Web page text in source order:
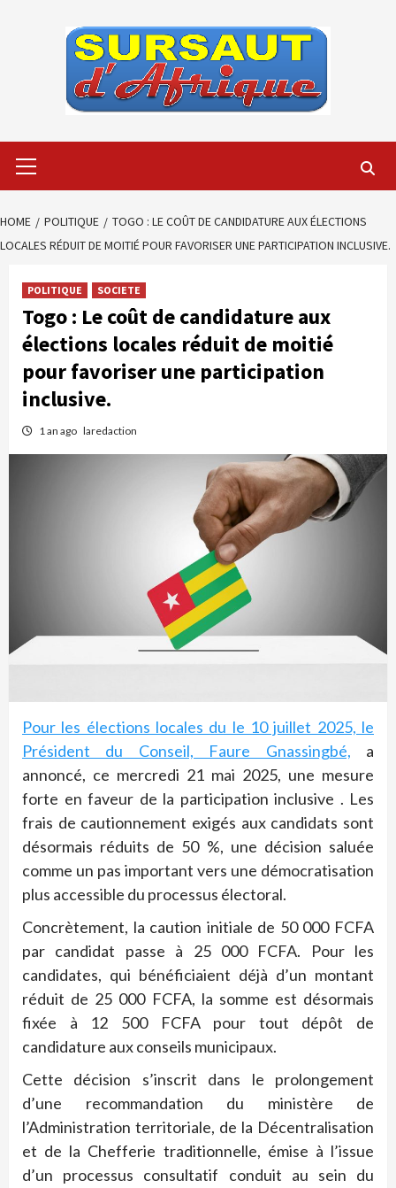
Menu
HOME POLITIQUE
TOGO : LE COÛT DE CANDIDATURE AUX ÉLECTIONS
LOCALES RÉDUIT DE MOITIÉ POUR FAVORISER UNE PARTICIPATION INCLUSIVE.
POLITIQUE SOCIETE
Togo : Le coût de candidature aux
élections locales réduit de moitié
pour favoriser une participation
inclusive.
1 an ago laredaction
Pour les élections locales du le 10 juillet 2025, le
Président du Conseil, Faure Gnassingbé, a
annoncé, ce mercredi 21 mai 2025, une mesure
forte en faveur de la participation inclusive . Les
frais de cautionnement exigés aux candidats sont
désormais réduits de 50 %, une décision saluée
comme un pas important vers une démocratisation
plus accessible du processus électoral.
Concrètement, la caution initiale de 50 000 FCFA
par candidat passe à 25 000 FCFA. Pour les
candidates, qui bénéficiaient déjà d’un montant
réduit de 25 000 FCFA, la somme est désormais
fixée à 12 500 FCFA pour tout dépôt de
candidature aux conseils municipaux.
Cette décision s’inscrit dans le prolongement
d’une recommandation du ministère de
l’Administration territoriale, de la Décentralisation
et de la Chefferie traditionnelle, émise à l’issue
d’un processus consultatif conduit au sein du